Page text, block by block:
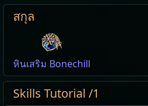
สกุล
หินเสริม Bonechill
Skills Tutorial /1